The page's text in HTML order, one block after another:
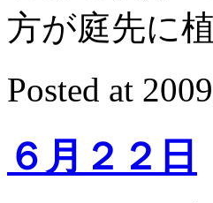
方が庭先に
Posted at
６月２２日